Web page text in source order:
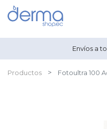
Envíos a
Productos Fotoultra 100